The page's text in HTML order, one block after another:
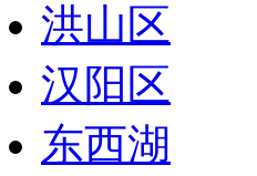
洪山区
汉阳区
东西湖